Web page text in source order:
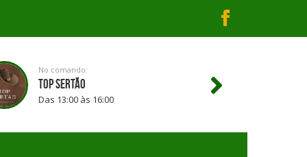
No comando:
TOP SERTÃO
Das 13:00 às 16:00